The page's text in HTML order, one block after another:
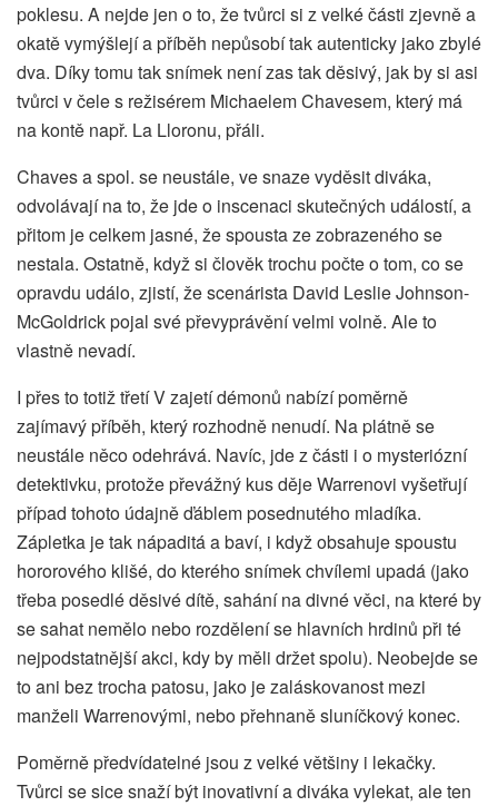
poklesu. A nejde jen o to, že tvůrci si z velké části zjevně a
okatě vymýšlejí a příběh nepůsobí tak autenticky jako zbylé
dva. Díky tomu tak snímek není zas tak děsivý, jak by si asi
tvůrci v čele s režisérem Michaelem Chavesem, který má
na kontě např. La Lloronu, přáli.
Chaves a spol. se neustále, ve snaze vyděsit diváka,
odvolávají na to, že jde o inscenaci skutečných událostí, a
přitom je celkem jasné, že spousta ze zobrazeného se
nestala. Ostatně, když si člověk trochu počte o tom, co se
opravdu událo, zjistí, že scenárista David Leslie Johnson-
McGoldrick pojal své převyprávění velmi volně. Ale to
vlastně nevadí.
I přes to totiž třetí V zajetí démonů nabízí poměrně
zajímavý příběh, který rozhodně nenudí. Na plátně se
neustále něco odehrává. Navíc, jde z části i o mysteriózní
detektivku, protože převážný kus děje Warrenovi vyšetřují
případ tohoto údajně ďáblem posednutého mladíka.
Zápletka je tak nápaditá a baví, i když obsahuje spoustu
hororového klišé, do kterého snímek chvílemi upadá (jako
třeba posedlé děsivé dítě, sahání na divné věci, na které by
se sahat nemělo nebo rozdělení se hlavních hrdinů při té
nejpodstatnější akci, kdy by měli držet spolu). Neobejde se
to ani bez trocha patosu, jako je zaláskovanost mezi
manželi Warrenovými, nebo přehnaně sluníčkový konec.
Poměrně předvídatelné jsou z velké většiny i lekačky.
Tvůrci se sice snaží být inovativní a diváka vylekat, ale ten